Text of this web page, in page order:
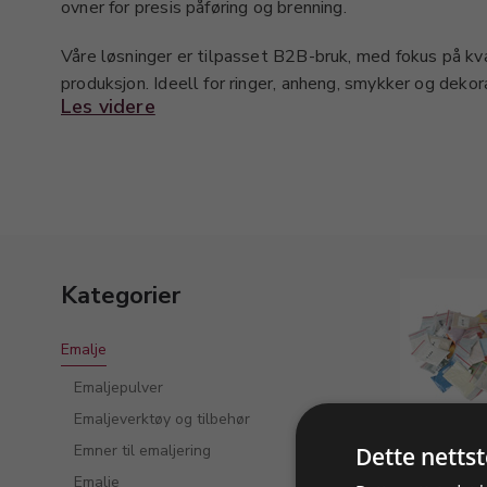
ovner for presis påføring og brenning.
Våre løsninger er tilpasset B2B-bruk, med fokus på
produksjon. Ideell for ringer, anheng, smykker og
Les videre
Kategorier
Emalje
Emaljepulver
Emaljeverktøy og tilbehør
Emner til emaljering
Emalje
Dette